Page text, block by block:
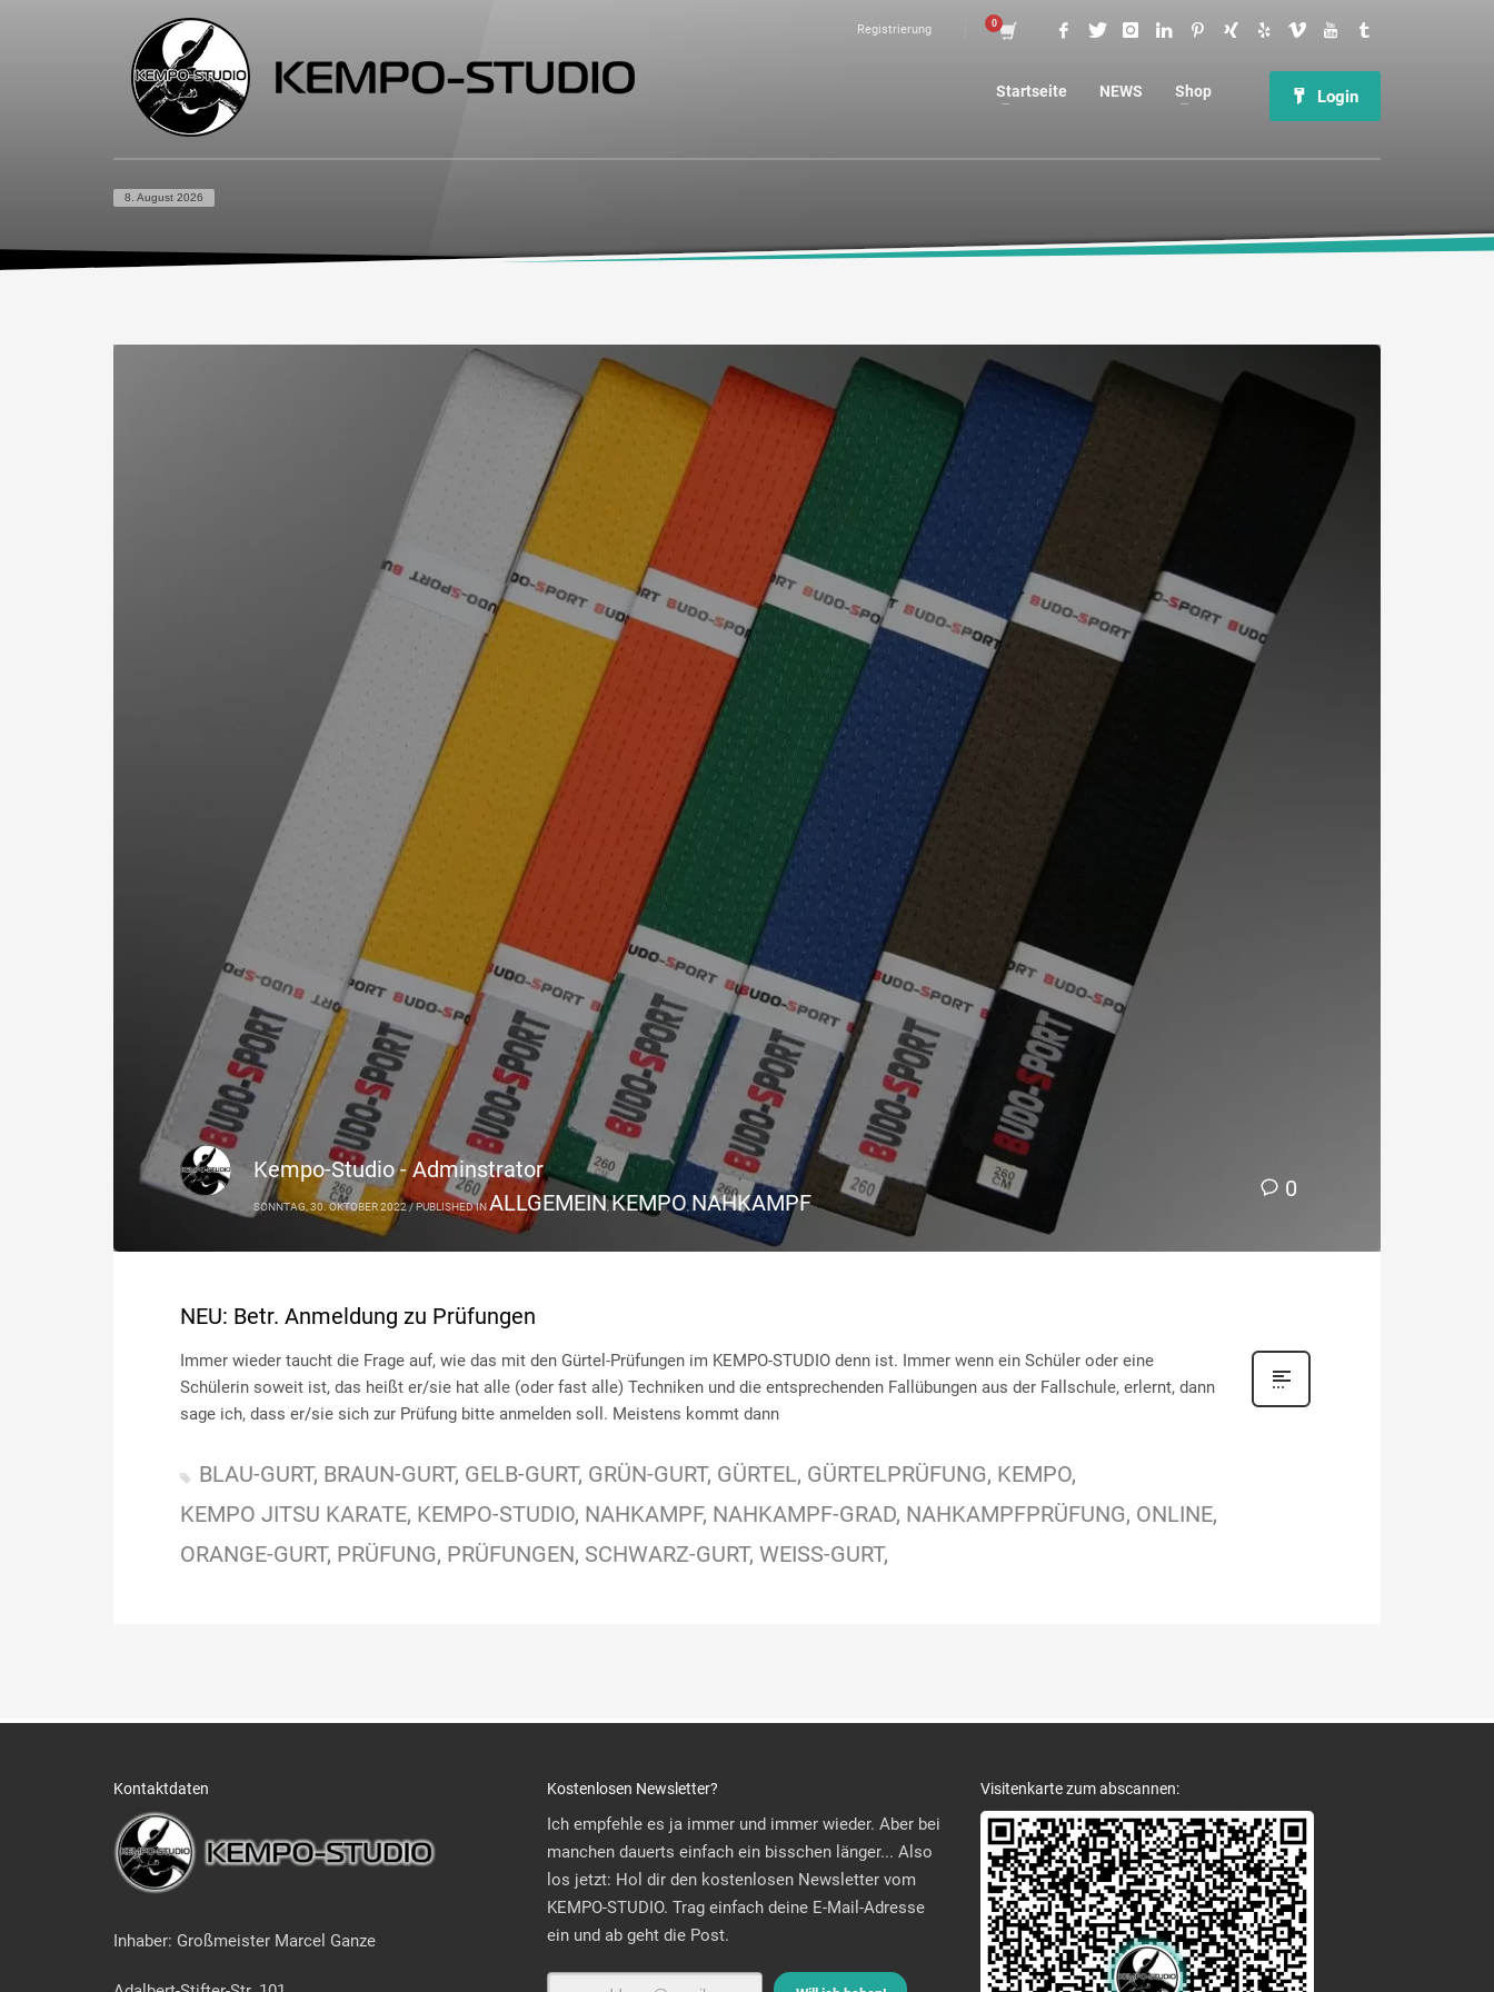
Registrierung
Startseite NEWS Shop Login
8. August 2026
0
Kempo-Studio - Adminstrator
SONNTAG, 30. OKTOBER 2022/PUBLISHED INALLGEMEINKEMPO NAHKAMPF
NEU: Betr. Anmeldung zu Prüfungen
Immer wieder taucht die Frage auf, wie das mit den Gürtel-Prüfungen im KEMPO-STUDIO denn ist. Immer wenn ein Schüler oder eine
Schülerin soweit ist, das heißt er/sie hat alle (oder fast alle) Techniken und die entsprechenden Fallübungen aus der Fallschule, erlernt, dann
sage ich, dass er/sie sich zur Prüfung bitte anmelden soll. Meistens kommt dann
BLAU-GURT BRAUN-GURT GELB-GURT GRÜN-GURT GÜRTEL GÜRTELPRÜFUNG KEMPO
KEMPO JITSU KARATE KEMPO-STUDIO NAHKAMPF NAHKAMPF-GRAD NAHKAMPFPRÜFUNG ONLINE
ORANGE-GURT PRÜFUNG PRÜFUNGEN SCHWARZ-GURT WEISS-GURT
Kontaktdaten
Inhaber: Großmeister Marcel Ganze
Kostenlosen Newsletter?
Ich empfehle es ja immer und immer wieder. Aber bei
manchen dauerts einfach ein bisschen länger... Also
los jetzt: Hol dir den kostenlosen Newsletter vom
KEMPO-STUDIO. Trag einfach deine E-Mail-Adresse
ein und ab geht die Post.
Visitenkarte zum abscannen: